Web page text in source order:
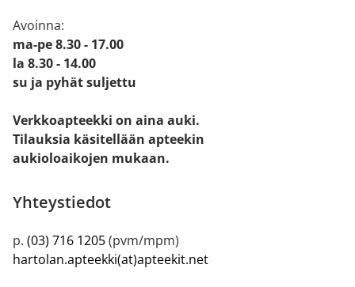
Avoinna:
ma-pe 8.30 - 17.00
la 8.30 - 14.00
su ja pyhät suljettu
Verkkoapteekki on aina auki.
Tilauksia käsitellään apteekin
aukioloaikojen mukaan.
Yhteystiedot
p. (03) 716 1205(pvm/mpm)
hartolan.apteekki(at)apteekit.net